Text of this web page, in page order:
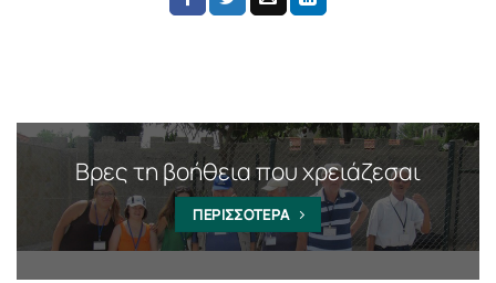
Βρες τη βοήθεια που χρειάζεσαι
ΠΕΡΙΣΣΟΤΕΡΑ